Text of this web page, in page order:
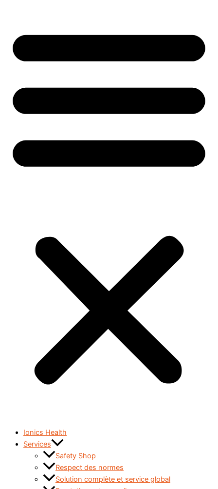
Ionics Health
Services
Safety Shop
Respect des normes
Solution complète et service global